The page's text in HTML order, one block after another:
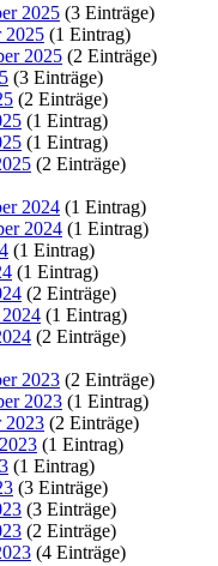
2025 (3 Einträge)
2025 (1 Eintrag)
2025 (2 Einträge)
(3 Einträge)
(2 Einträge)
(1 Eintrag)
(1 Eintrag)
(2 Einträge)
2024 (1 Eintrag)
2024 (1 Eintrag)
(1 Eintrag)
(1 Eintrag)
(2 Einträge)
(1 Eintrag)
(2 Einträge)
2023 (2 Einträge)
2023 (1 Eintrag)
2023 (2 Einträge)
(1 Eintrag)
(1 Eintrag)
(3 Einträge)
(3 Einträge)
(2 Einträge)
(4 Einträge)